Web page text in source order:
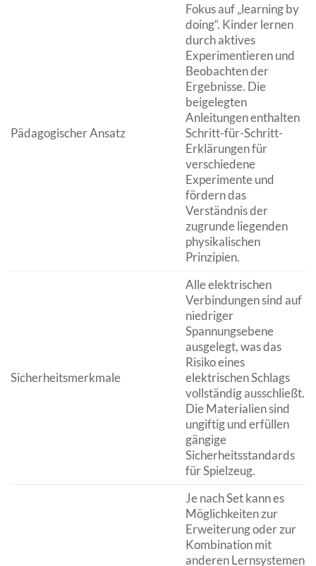
Pädagogischer Ansatz
Fokus auf „learning by
doing“. Kinder lernen
durch aktives
Experimentieren und
Beobachten der
Ergebnisse. Die
beigelegten
Anleitungen enthalten
Schritt-für-Schritt-
Erklärungen für
verschiedene
Experimente und
fördern das
Verständnis der
zugrunde liegenden
physikalischen
Prinzipien.
Sicherheitsmerkmale
Alle elektrischen
Verbindungen sind auf
niedriger
Spannungsebene
ausgelegt, was das
Risiko eines
elektrischen Schlags
vollständig ausschließt.
Die Materialien sind
ungiftig und erfüllen
gängige
Sicherheitsstandards
für Spielzeug.
Je nach Set kann es
Möglichkeiten zur
Erweiterung oder zur
Kombination mit
anderen Lernsystemen